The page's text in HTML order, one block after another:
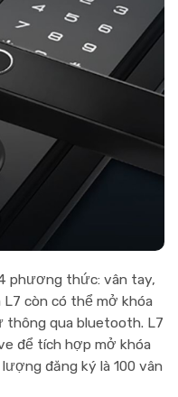
phương thức: vân tay,
L7 còn có thể mở khóa
thông qua bluetooth. L7
để tích hợp mở khóa
đăng ký là 100 vân